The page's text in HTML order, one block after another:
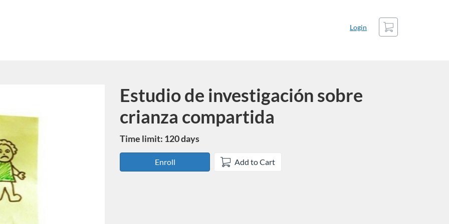
Login
Cart
Course
Estudio de investigación sobre
crianza compartida
Time limit: 120 days
Enroll Add to Cart